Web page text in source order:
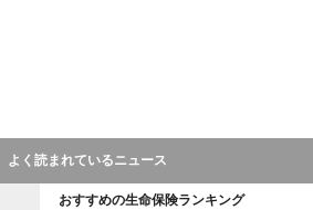
よく読まれているニュース
おすすめの生命保険ランキング